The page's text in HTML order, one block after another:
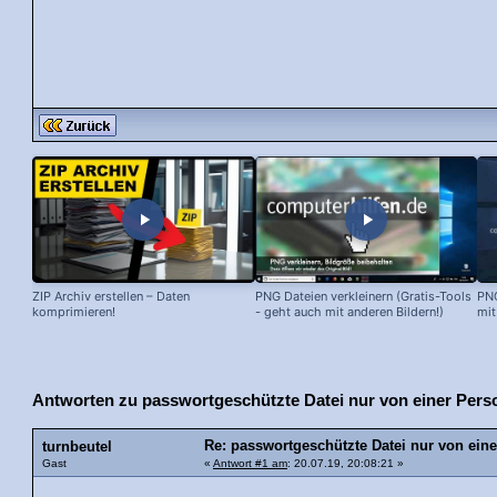
ZIP Archiv erstellen – Daten
komprimieren!
PNG Dateien verkleinern (Gratis-Tools
- geht auch mit anderen Bildern!)
Antworten zu passwortgeschützte Datei nur von einer
turnbeutel
Gast
Re: passwortgeschützte Datei nur von
« Antwort #1 am: 20.07.19, 20:08:21 »